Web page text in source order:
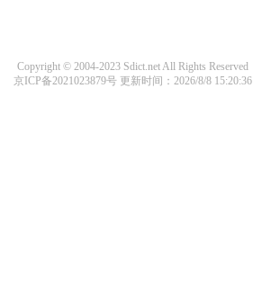
Copyright © 2004-2023 Sdict.net All Rights Reserved
京ICP备2021023879号更新时间：2026/8/8 15:20:36